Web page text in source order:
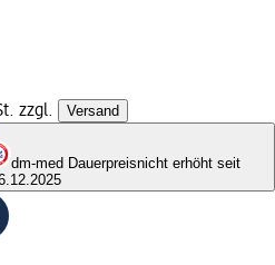
zzgl. Versand
dm-med Dauerpreisnicht erhöht seit